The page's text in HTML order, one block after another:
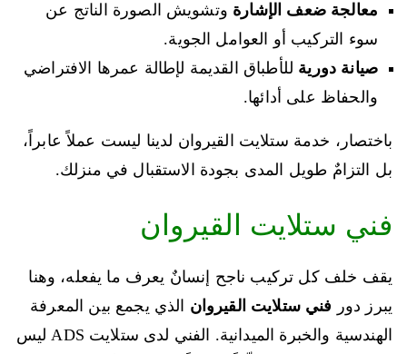
معالجة ضعف الإشارة وتشويش الصورة الناتج عن
سوء التركيب أو العوامل الجوية.
صيانة دورية للأطباق القديمة لإطالة عمرها الافتراضي
والحفاظ على أدائها.
باختصار، خدمة ستلايت القيروان لدينا ليست عملاً عابراً،
بل التزامٌ طويل المدى بجودة الاستقبال في منزلك.
فني ستلايت القيروان
يقف خلف كل تركيب ناجح إنسانٌ يعرف ما يفعله، وهنا
يبرز دور فني ستلايت القيروان الذي يجمع بين المعرفة
الهندسية والخبرة الميدانية. الفني لدى ستلايت ADS ليس